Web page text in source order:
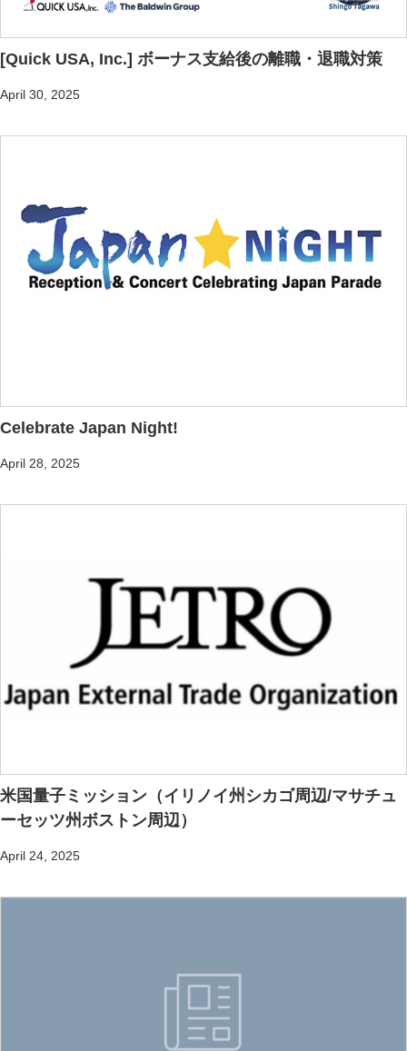
[Quick USA, Inc.] ボーナス支給後の離職・退職対策
April 30, 2025
Celebrate Japan Night!
April 28, 2025
米国量子ミッション（イリノイ州シカゴ周辺/マサチュ
ーセッツ州ボストン周辺）
April 24, 2025